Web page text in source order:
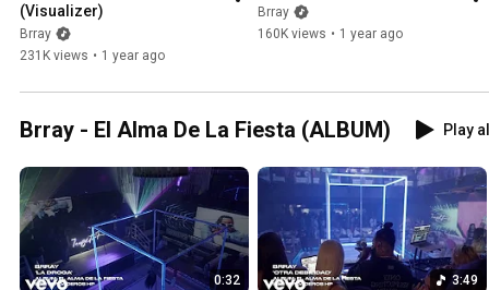
(Visualizer)
Brray
231K views • 1 year ago
Brray
160K views • 1 year ago
Brray - El Alma De La Fiesta (ALBUM) Play all
0:32 3:49